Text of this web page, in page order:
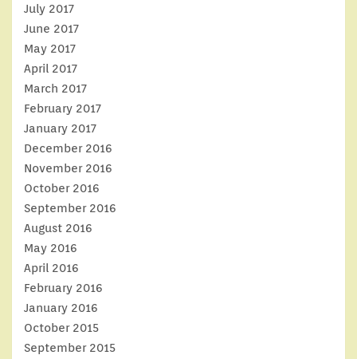
July 2017
June 2017
May 2017
April 2017
March 2017
February 2017
January 2017
December 2016
November 2016
October 2016
September 2016
August 2016
May 2016
April 2016
February 2016
January 2016
October 2015
September 2015